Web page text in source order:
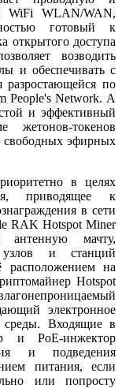
WiFi WLAN/WAN,
готовый к
открытого доступа
возводить
и обеспечивать с
по
People's Network. А
и эффективный
жетонов-токенов
свободных эфирных
в целях
приводящее к
в сети
RAK Hotspot Miner
мачту,
узлов и станций
расположением на
Hotspot
электронное
среды. Входящие в
и PoE-инжектор
и подведения
питания, если
или попросту